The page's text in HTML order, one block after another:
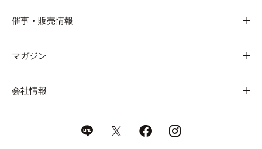
催事・販売情報
マガジン
会社情報